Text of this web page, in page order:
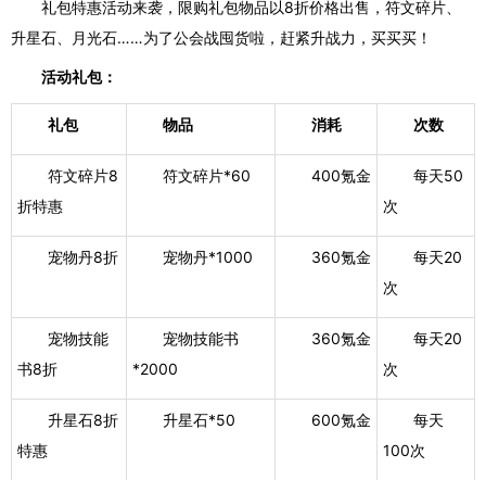
礼包特惠活动来袭，限购礼包物品以8折价格出售， 符文碎片、
升星石、月光石……为了公会战囤货啦， 赶紧升战力，买买买 ！
活动礼包：
礼包 物品 消耗 次数
符文碎片8
折特惠
符文碎片*60 400氪金
每天50
次
宠物丹8折 宠物丹*1000 360氪金
每天20
次
宠物技能
书8折
宠物技能书
*2000
360氪金
每天20
次
升星石8折
特惠
升星石*50 600氪金
每天
100次